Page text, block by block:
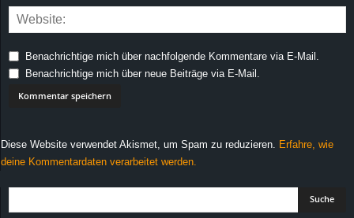
Benachrichtige mich über nachfolgende Kommentare via E-Mail.
Benachrichtige mich über neue Beiträge via E-Mail.
Diese Website verwendet Akismet, um Spam zu reduzieren.
Erfahre, wie
deine Kommentardaten verarbeitet werden.